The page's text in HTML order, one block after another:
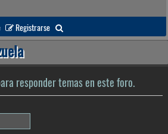
Registrarse
u
a
responder temas en este foro.